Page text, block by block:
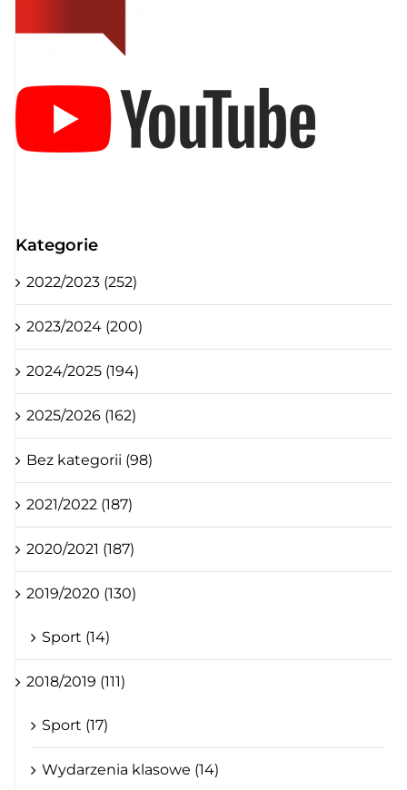
Kategorie
2022/2023 (252)
2023/2024 (200)
2024/2025 (194)
2025/2026 (162)
Bez kategorii (98)
2021/2022 (187)
2020/2021 (187)
2019/2020 (130)
Sport (14)
2018/2019 (111)
Sport (17)
Wydarzenia klasowe (14)